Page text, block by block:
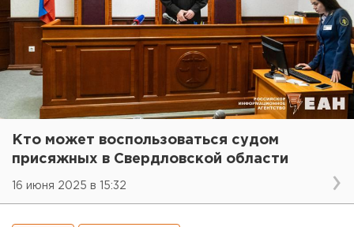
Кто может воспользоваться судом
присяжных в Свердловской области
16 июня 2025 в 15:32